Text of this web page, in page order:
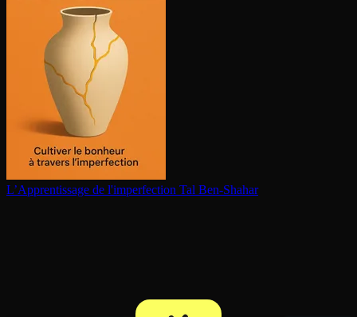
L’Ap­pren­tis­sage de l'im­per­fec­tion Tal Ben-Shahar